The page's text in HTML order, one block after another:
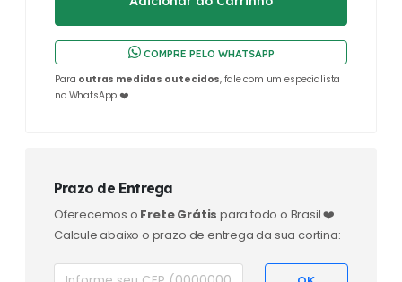
COMPRE PELO WHATSAPP
Para outras medidas ou tecidos, fale com um especialista
no WhatsApp ❤️
Prazo de Entrega
Oferecemos o Frete Grátis para todo o Brasil ❤️
Calcule abaixo o prazo de entrega da sua cortina: